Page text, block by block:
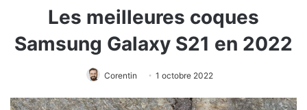
Les meilleures coques
Samsung Galaxy S21 en 2022
Corentin 1 octobre 2022